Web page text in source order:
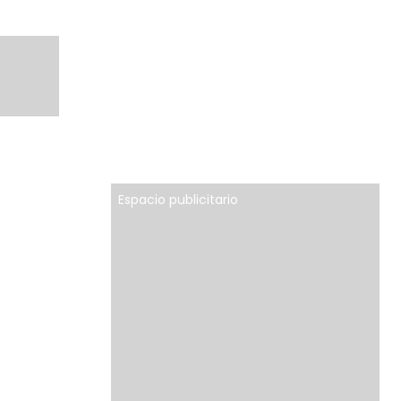
Espacio publicitario